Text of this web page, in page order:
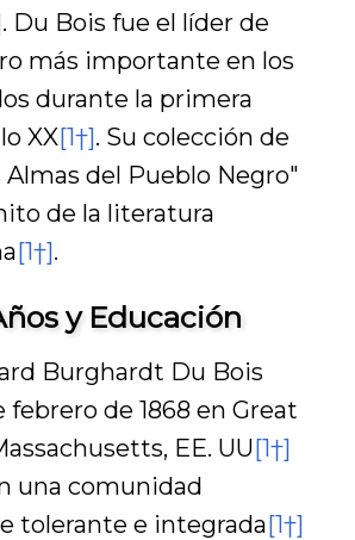
. Du Bois fue el líder de
más importante en los
durante la primera
XX[1†]. Su colección de
Almas del Pueblo Negro"
de la literatura
[1†].
y Educación
Burghardt Du Bois
febrero de 1868 en Great
EE. UU[1†]
una comunidad
tolerante e integrada[1†]